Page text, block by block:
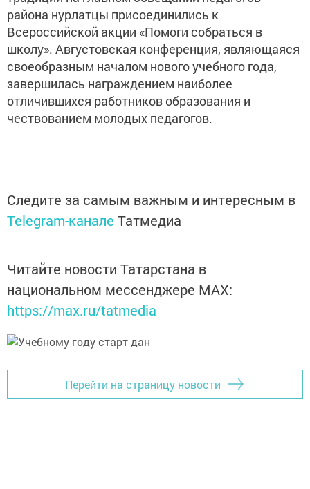
района нурлатцы присоединились к
Всероссийской акции «Помоги собраться в
школу». Августовская конференция, являющаяся
своеобразным началом нового учебного года,
завершилась награждением наиболее
отличившихся работников образования и
чествованием молодых педагогов.
Следите за самым важным и интересным в
Telegram-канале Татмедиа
Читайте новости Татарстана в
национальном мессенджере MАХ:
https://max.ru/tatmedia
Перейти на страницу новости